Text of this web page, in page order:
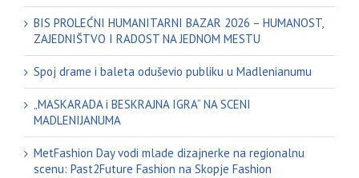
BIS PROLEĆNI HUMANITARNI BAZAR 2026 – HUMANOST,
ZAJEDNIŠTVO I RADOST NA JEDNOM MESTU
Spoj drame i baleta oduševio publiku u Madlenianumu
„MASKARADA i BESKRAJNA IGRA“ NA SCENI
MADLENIJANUMA
MetFashion Day vodi mlade dizajnerke na regionalnu
scenu: Past2Future Fashion na Skopje Fashion